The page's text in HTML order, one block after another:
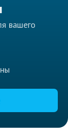
вашего